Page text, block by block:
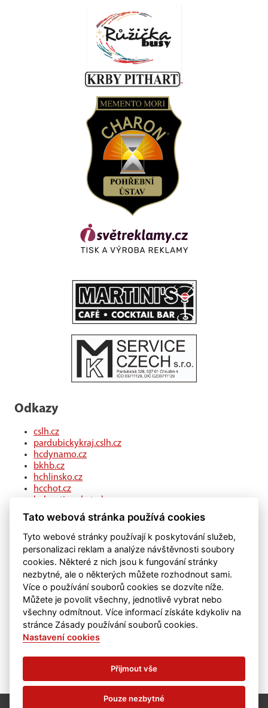
Odkazy
cslh.cz
pardubickykraj.cslh.cz
hcdynamo.cz
bkhb.cz
hchlinsko.cz
hcchot.cz
kohouti-ceskatrebova.cz
hcledec.cz
hclitomysl.cz
hcskutec.cz
hcslovan.com
hcchocen.cz
hcpolicka.com
hcsvetlans.cz
eSports.cz
klubweb.cz
onlajny.com
Tato webová stránka používá cookies
Tyto webové stránky používají k poskytování služeb,
personalizaci reklam a analýze návštěvnosti soubory
cookies. Některé z nich jsou k fungování stránky
nezbytné, ale o některých můžete rozhodnout sami.
Více o používání souborů cookies se dozvíte níže.
Můžete je povolit všechny, jednotlivě vybrat nebo
všechny odmítnout. Více informací získáte kdykoliv na
stránce Zásady používání souborů cookies.
Nastavení cookies
Přijmout vše
Pouze nezbytné